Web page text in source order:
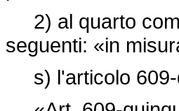
2) al quarto
seguenti: «in
s) l'articolo 609-